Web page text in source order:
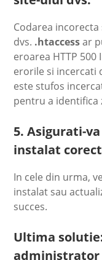
Codarea
dvs. .htaccessar
eroarea HTTP
erorile si incercati
este stufos
pentru a identifica
5. Asigurati-
instalat corect
In cele din urma,
instalat sau
succes.
Ultima
administrator